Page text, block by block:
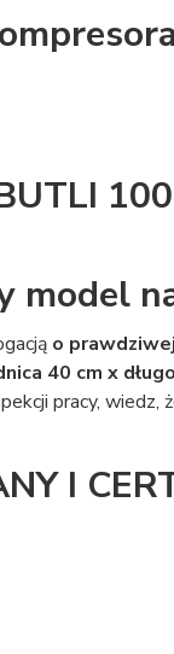
model
o
40 cm x
pracy,
I